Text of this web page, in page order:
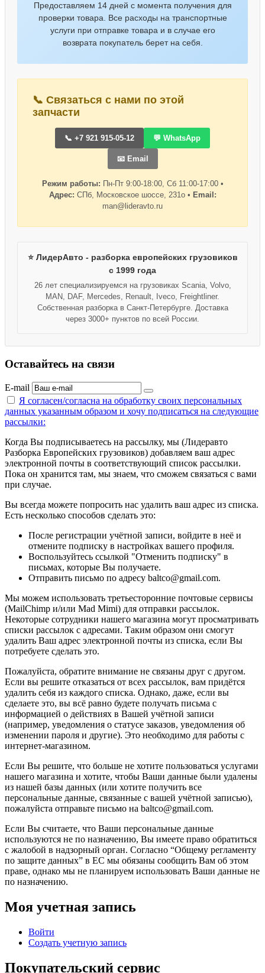
Предоставляем 14 дней с момента получения для
проверки товара. Все расходы на транспортные
услуги при отправке товара и в случае его
возврата покупатель берет на себя.
📞 Связаться с нами по этой
запчасти
📞 +7 921 915-05-12 💬 WhatsApp
📧 Email
Режим работы: Пн-Пт 9:00-18:00, Сб 11:00-17:00 •
Адрес: СПб, Московское шоссе, 231о • Email:
man@lideravto.ru
⭐ ЛидерАвто - разборка европейских грузовиков
с 1999 года
26 лет специализируемся на грузовиках Scania, Volvo,
MAN, DAF, Mercedes, Renault, Iveco, Freightliner.
Собственная разборка в Санкт-Петербурге. Доставка
через 3000+ пунктов по всей России.
Оставайтесь на связи
E-mail
Я согласен/согласна на обработку своих персональных
данных указанным образом и хочу подписаться на следующие
рассылки:
Когда Вы подписываетесь на рассылку, мы (Лидеравто
Разборка Европейских грузовиков) добавляем ваш адрес
электронной почты в соответствующий список рассылки.
Пока он хранится там, мы знаем, что сможем связаться с вами
при случае.
Вы всегда можете попросить нас удалить ваш адрес из списка.
Есть несколько способов сделать это:
После регистрации учётной записи, войдите в неё и
отмените подписку в настройках вашего профиля.
Воспользуйтесь ссылкой "Отменить подписку" в
письмах, которые Вы получаете.
Отправить письмо по адресу baltco@gmail.com.
Мы можем использовать третьесторонние почтовые сервисы
(MailChimp и/или Mad Mimi) для отправки рассылок.
Некоторые сотрудники нашего магазина могут просматривать
списки рассылок с адресами. Таким образом они смогут
удалить Ваш адрес электронной почты из списка, если Вы
потребуете сделать это.
Пожалуйста, обратите внимание не связаны друг с другом.
Если вы решите отказаться от всех рассылок, вам придётся
удалить себя из каждого списка. Однако, даже, если вы
сделаете это, вы всё равно будете получать письма с
информацией о действиях в Вашей учётной записи
(например, уведомления о статусе заказов, уведомления об
изменении пароля и другие). Это необходимо для работы с
интернет-магазином.
Если Вы решите, что больше не хотите пользоваться услугами
нашего магазина и хотите, чтобы Ваши данные были удалены
из нашей базы данных (или хотите получить все
персональные данные, связанные с вашей учётной записью),
пожалуйста отправьте письмо на baltco@gmail.com.
Если Вы считаете, что Ваши персональные данные
используются не по назначению, Вы имеете право обратиться
с жалобой в надзорный орган. Согласно “Общему регламенту
по защите данных” в ЕС мы обязаны сообщить Вам об этом
праве, однако мы не планируем использовать Ваши данные не
по назначению.
Моя учетная запись
Войти
Создать учетную запись
Покупательский сервис